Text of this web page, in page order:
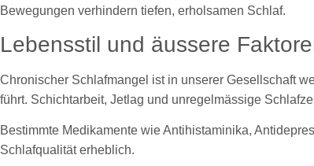
Bewegungen verhindern tiefen, erholsamen Schlaf.
Lebensstil und äussere
Chronischer Schlafmangel ist in unserer Gesellschaft
führt. Schichtarbeit, Jetlag und unregelmässige
Bestimmte Medikamente wie Antihistaminika,
Schlafqualität erheblich.